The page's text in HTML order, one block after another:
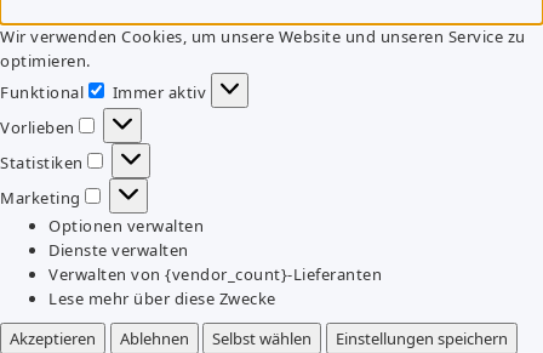
Wir verwenden Cookies, um unsere Website und unseren Service zu
optimieren.
Funktional
Funktional
Immer aktiv
Vorlieben
Vorlieben
Statistiken
Statistiken
Marketing
Marketing
Optionen verwalten
Dienste verwalten
Verwalten von {vendor_count}-Lieferanten
Lese mehr über diese Zwecke
Akzeptieren
Ablehnen Selbst wählen
Einstellungen speichern